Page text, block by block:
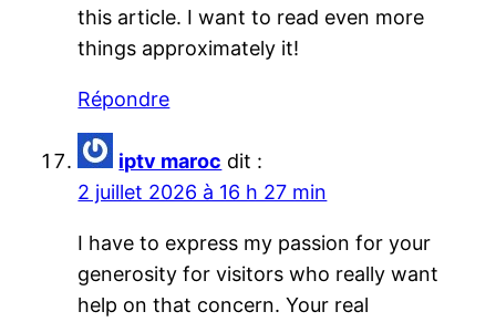
this article. I want to read even more
things approximately it!
Répondre
iptv maroc dit :
2 juillet 2026 à 16 h 27 min
I have to express my passion for your
generosity for visitors who really want
help on that concern. Your real